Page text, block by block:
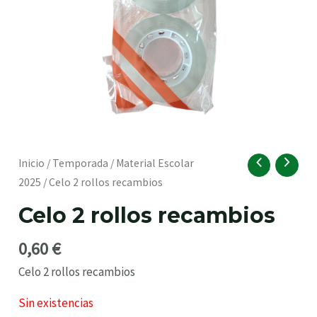
Inicio / Temporada / Material Escolar
2025 / Celo 2 rollos recambios
Celo 2 rollos recambios
0,60€
Celo 2 rollos recambios
Sin existencias